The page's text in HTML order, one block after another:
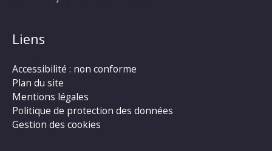
Liens
Accessibilité : non conforme
Plan du site
Mentions légales
Politique de protection des données
Gestion des cookies